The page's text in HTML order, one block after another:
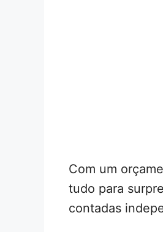
Com um
tudo para
contadas